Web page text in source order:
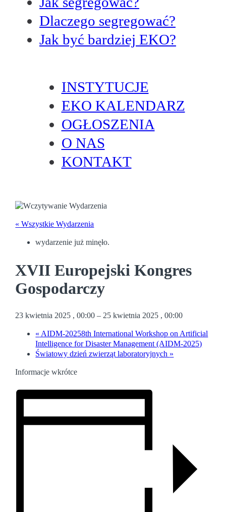
Dlaczego segregować?
Jak być bardziej EKO?
INSTYTUCJE
EKO KALENDARZ
OGŁOSZENIA
O NAS
KONTAKT
« Wszystkie Wydarzenia
wydarzenie już minęło.
XVII Europejski Kongres
Gospodarczy
23 kwietnia 2025 , 00:00 – 25 kwietnia 2025 , 00:00
« AIDM-20258th International Workshop on Artificial
Intelligence for Disaster Management (AIDM-2025)
Światowy dzień zwierząt laboratoryjnych »
Informacje wkrótce